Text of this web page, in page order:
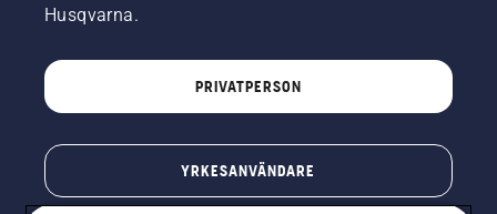
Husqvarna.
PRIVATPERSON
YRKESANVÄNDARE